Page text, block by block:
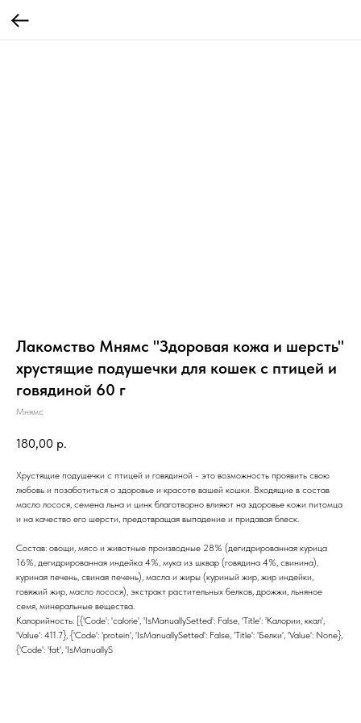
Лакомство Мнямс "Здоровая кожа и шерсть"
хрустящие подушечки для кошек с птицей и
говядиной 60 г
Мнямс
180,00 р.
Хрустящие подушечки с птицей и говядиной - это возможность проявить свою
любовь и позаботиться о здоровье и красоте вашей кошки. Входящие в состав
масло лосося, семена льна и цинк благотворно влияют на здоровье кожи питомца
и на качество его шерсти, предотвращая выпадение и придавая блеск.
Состав: овощи, мясо и животные производные 28% (дегидрированная курица
16%, дегидрированная индейка 4%, мука из шквар (говядина 4%, свинина),
куриная печень, свиная печень), масла и жиры (куриный жир, жир индейки,
говяжий жир, масло лосося), экстракт растительных белков, дрожжи, льняное
семя, минеральные вещества.
Калорийность: [{'Code': 'calorie', 'IsManuallySetted': False, 'Title': 'Калории, ккал',
'Value': 411.7}, {'Code': 'protein', 'IsManuallySetted': False, 'Title': 'Белки', 'Value': None},
{'Code': 'fat', 'IsManuallyS